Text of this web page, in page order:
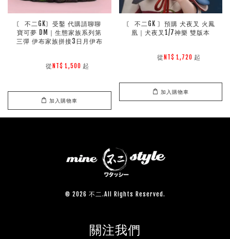
〘 不二GK〙受鑿 代購請聊聊
寶可夢 DM｜生態家族系列第
三彈 伊布家族拼接3日月伊布
        從
NT$ 1,500 起
加入購物車
〘 不二GK 〙預購 犬夜叉 火鳳
凰｜犬夜叉1/7神樂 雙版本
        從
NT$ 1,720 起
加入購物車
© 2026 不二.All Rights Reserved.
關注我們